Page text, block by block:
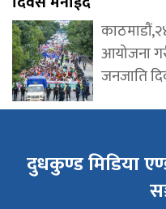
आयोजना
जनजाति
दुधकुण्ड मिडिया एण्ड